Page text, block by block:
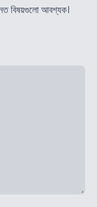
বিষয়গুলো আবশ্যক।